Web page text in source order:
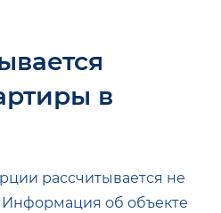
в
рассчитывается не
об объекте